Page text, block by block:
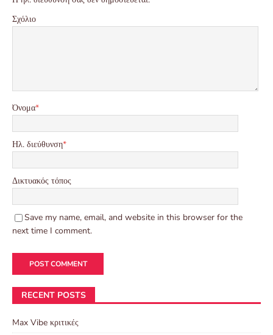
Σχόλιο
Όνομα*
Ηλ. διεύθυνση*
Δικτυακός τόπος
Save my name, email, and website in this browser for the
next time I comment.
RECENT POSTS
Max Vibe κριτικές